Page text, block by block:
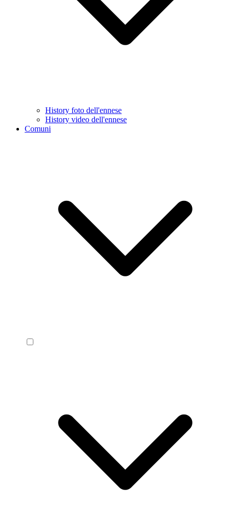
History foto dell'ennese
History video dell'ennese
Comuni